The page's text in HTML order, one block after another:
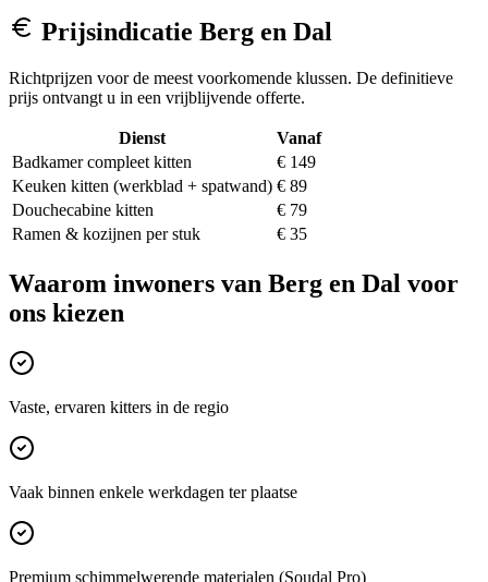
Prijsindicatie Berg en Dal
Richtprijzen voor de meest voorkomende klussen. De definitieve
prijs ontvangt u in een vrijblijvende offerte.
Dienst
Vanaf
Badkamer compleet kitten
€ 149
Keuken kitten (werkblad + spatwand) € 89
Douchecabine kitten
€ 79
Ramen & kozijnen per stuk
€ 35
Waarom inwoners van Berg en Dal voor
ons kiezen
Vaste, ervaren kitters in de regio
Vaak binnen enkele werkdagen ter plaatse
Premium schimmelwerende materialen (Soudal Pro)